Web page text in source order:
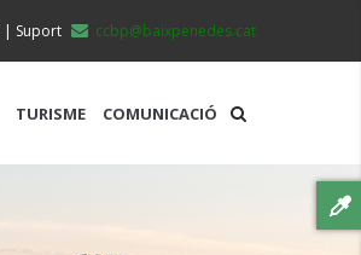
ccbp@baixpenedes.cat
| Suport
TURISME COMUNICACIÓ